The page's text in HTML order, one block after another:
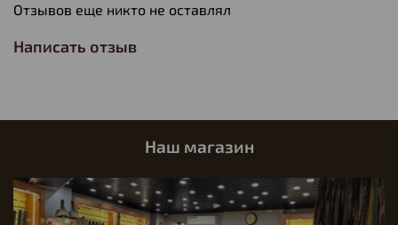
Отзывов еще никто не оставлял
Написать отзыв
Наш магазин